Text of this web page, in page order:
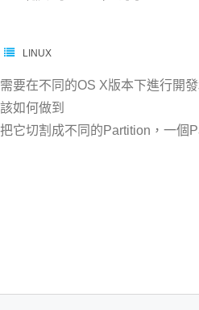
LINUX
要在不同的OS X版本下進行開
如何做到
它切割成不同的Partition，一個